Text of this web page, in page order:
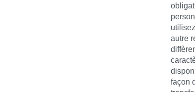
autre
façon